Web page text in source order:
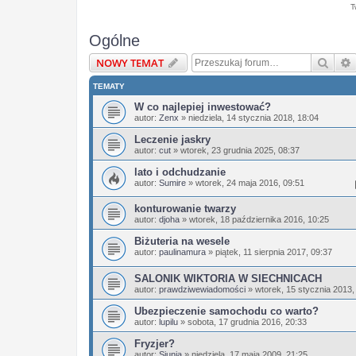
Ogólne
NOWY TEMAT Szukaj
TEMATY
W co najlepiej inwestować?
autor: Zenx » niedziela, 14 stycznia 2018, 18:04
Leczenie jaskry
autor: cut » wtorek, 23 grudnia 2025, 08:37
lato i odchudzanie
autor: Sumire » wtorek, 24 maja 2016, 09:51
konturowanie twarzy
autor: djoha » wtorek, 18 października 2016, 10:25
Biżuteria na wesele
autor: paulinamura » piątek, 11 sierpnia 2017, 09:37
SALONIK WIKTORIA W SIECHNICACH
autor: prawdziwewiadomości » wtorek, 15 stycznia 2013,
Ubezpieczenie samochodu co warto?
autor: lupilu » sobota, 17 grudnia 2016, 20:33
Fryzjer?